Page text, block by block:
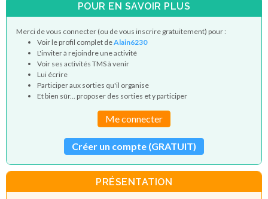
POUR EN SAVOIR PLUS
Merci de vous connecter (ou de vous inscrire gratuitement) pour :
Voir le profil complet deAlain6230
L'inviter à rejoindre une activité
Voir ses activités TMS à venir
Lui écrire
Participer aux sorties qu'il organise
Et bien sûr... proposer des sorties et y participer
Me connecter
Créer un compte (GRATUIT)
PRÉSENTATION